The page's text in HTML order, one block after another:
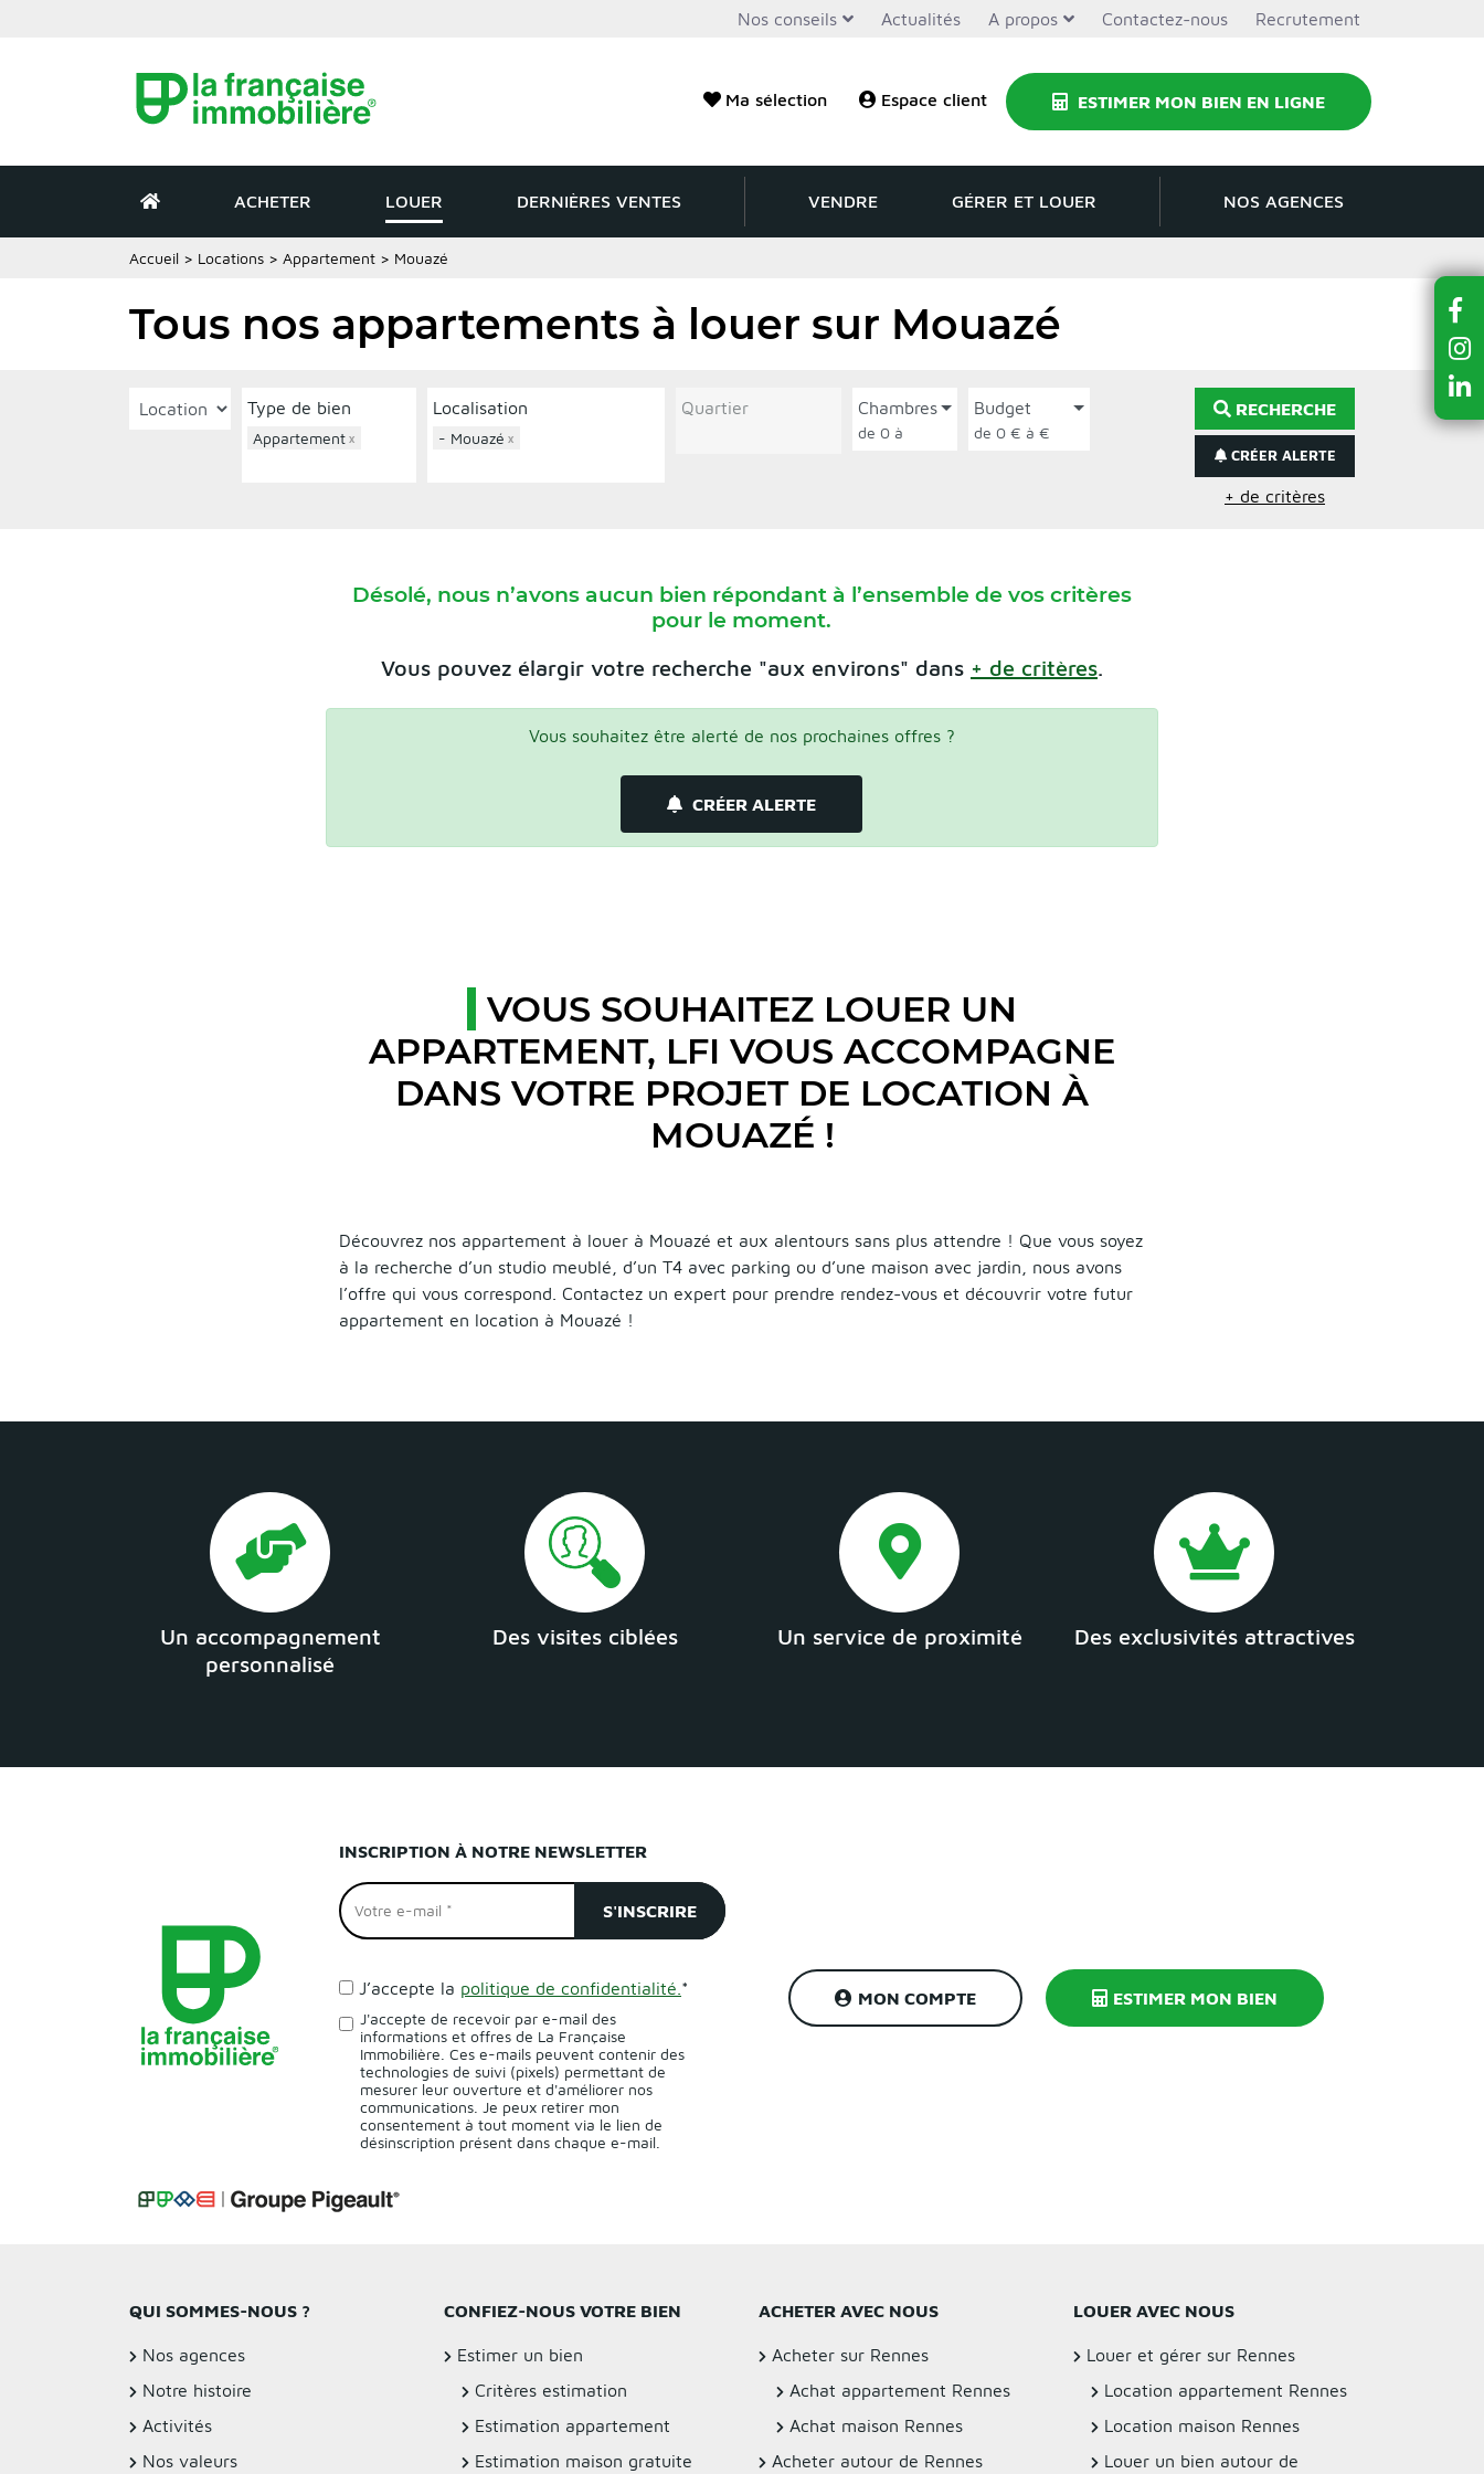
Nos conseils Actualités A propos Contactez-nous Recrutement
Ma sélection Espace client ESTIMER MON BIEN EN LIGNE
ACHETER LOUER DERNIÈRES VENTES VENDRE GÉRER ET LOUER NOS AGENCES
Accueil > Locations > Appartement > Mouazé
Tous nos appartements à louer sur Mouazé
Type de bien
×
Appartement
Localisation
×
- Mouazé
Quartier Chambres
de 0 à
Budget
de 0 € à €
RECHERCHE
CRÉER ALERTE
+ de critères
Désolé, nous n’avons aucun bien répondant à l’ensemble de vos critères
pour le moment.
Vous pouvez élargir votre recherche "aux environs" dans + de critères.
Vous souhaitez être alerté de nos prochaines offres ?
CRÉER ALERTE
VOUS SOUHAITEZ LOUER UN
APPARTEMENT, LFI VOUS ACCOMPAGNE
DANS VOTRE PROJET DE LOCATION À
MOUAZÉ !
Découvrez nos appartement à louer à Mouazé et aux alentours sans plus attendre ! Que vous soyez
à la recherche d’un studio meublé, d’un T4 avec parking ou d’une maison avec jardin, nous avons
l’offre qui vous correspond. Contactez un expert pour prendre rendez-vous et découvrir votre futur
appartement en location à Mouazé !
Un accompagnement
personnalisé
Des visites ciblées Un service de proximité Des exclusivités attractives
MON COMPTE ESTIMER MON BIEN
INSCRIPTION À NOTRE NEWSLETTER
J’accepte la politique de confidentialité. *
J'accepte de recevoir par e-mail des
informations et offres de La Française
Immobilière. Ces e-mails peuvent contenir des
technologies de suivi (pixels) permettant de
mesurer leur ouverture et d'améliorer nos
communications. Je peux retirer mon
consentement à tout moment via le lien de
désinscription présent dans chaque e-mail.
QUI SOMMES-NOUS ?
Nos agences
Notre histoire
Activités
Nos valeurs
CONFIEZ-NOUS VOTRE BIEN
Estimer un bien
Critères estimation
Estimation appartement
Estimation maison gratuite
ACHETER AVEC NOUS
Acheter sur Rennes
Achat appartement Rennes
Achat maison Rennes
Acheter autour de Rennes
LOUER AVEC NOUS
Louer et gérer sur Rennes
Location appartement Rennes
Location maison Rennes
Louer un bien autour de